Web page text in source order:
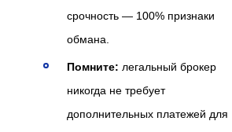
срочность — 100% признаки
обмана.
Помните: легальный брокер
никогда не требует
дополнительных платежей для